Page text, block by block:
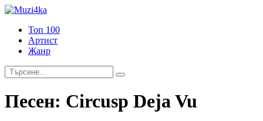
Топ 100
Артист
Жанр
Песен: Circusp Deja Vu